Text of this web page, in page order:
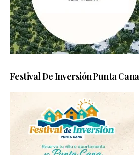
Festival De Inversión Punta Cana